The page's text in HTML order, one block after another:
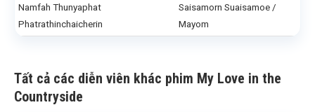
Namfah Thunyaphat
Phatrathinchaicherin
Saisamorn Suaisamoe /
Mayom
Tất cả các diễn viên khác phim My Love in the
Countryside